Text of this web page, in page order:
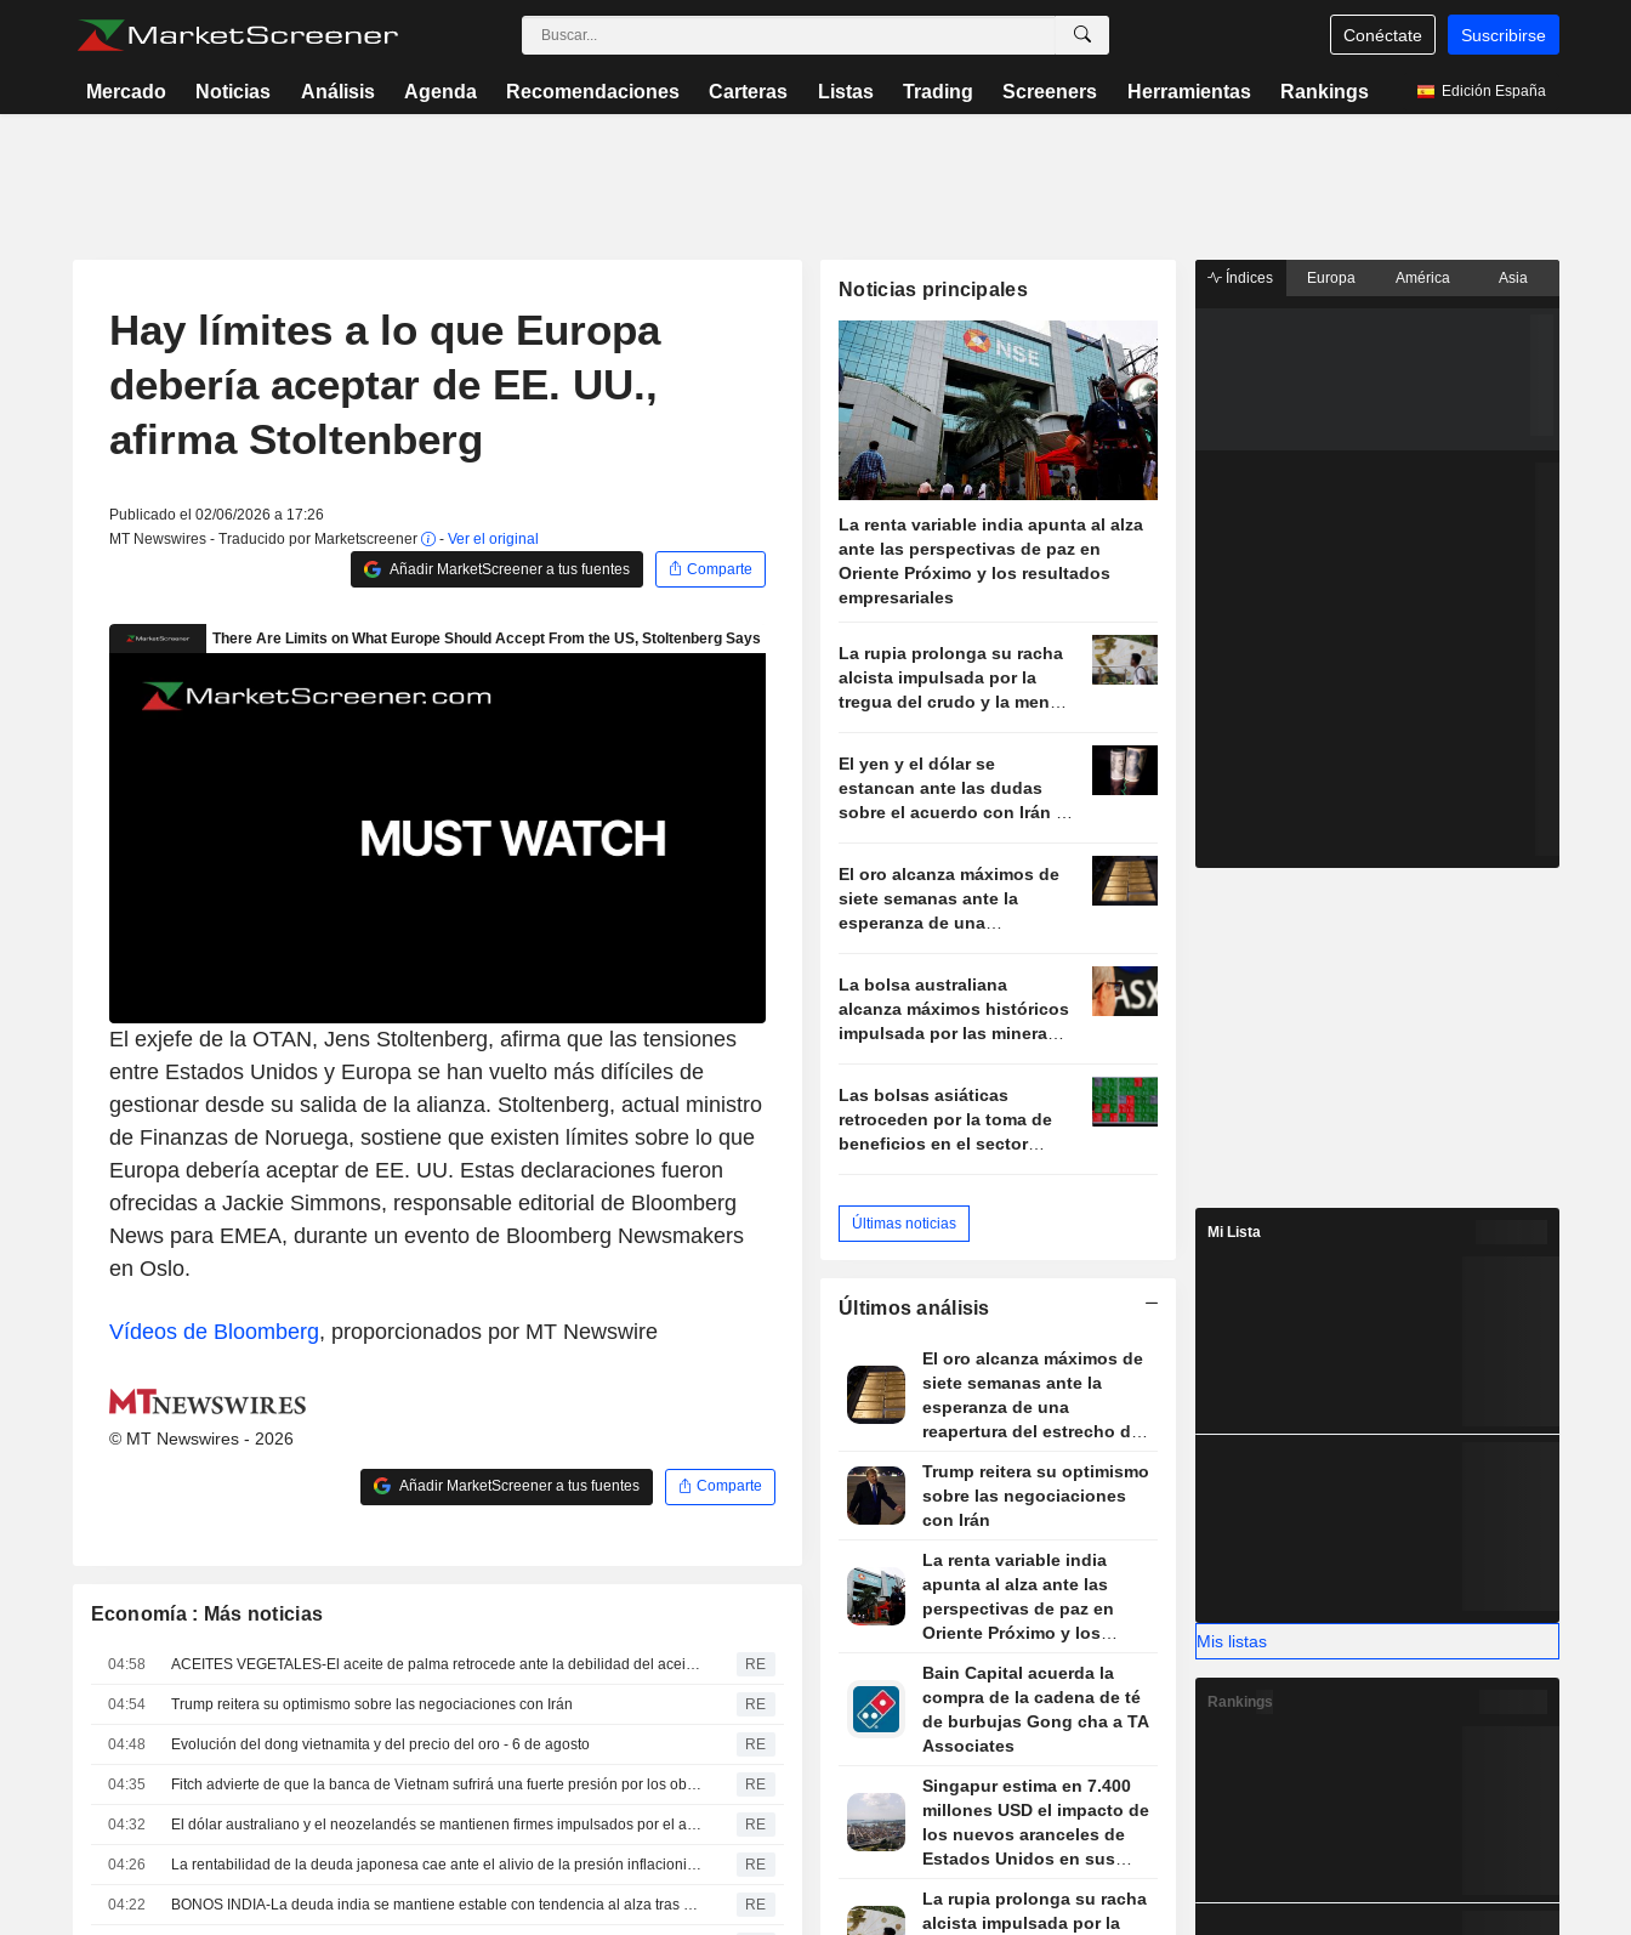
Conéctate Suscribirse
Mercado Noticias Análisis Agenda Recomendaciones Carteras Listas Trading Screeners Herramientas Rankings Edición España
Hay límites a lo que Europa
debería aceptar de EE. UU.,
afirma Stoltenberg
Publicado el 02/06/2026 a 17:26
MT Newswires - Traducido por Marketscreener
- Ver el original
Añadir MarketScreener a tus fuentes
Comparte
El exjefe de la OTAN, Jens Stoltenberg, afirma que las tensiones
entre Estados Unidos y Europa se han vuelto más difíciles de
gestionar desde su salida de la alianza. Stoltenberg, actual ministro
de Finanzas de Noruega, sostiene que existen límites sobre lo que
Europa debería aceptar de EE. UU. Estas declaraciones fueron
ofrecidas a Jackie Simmons, responsable editorial de Bloomberg
News para EMEA, durante un evento de Bloomberg Newsmakers
en Oslo.
Vídeos de Bloomberg, proporcionados por MT Newswire
© MT Newswires - 2026
Añadir MarketScreener a tus fuentes Comparte
Economía : Más noticias
04:58 ACEITES VEGETALES-El aceite de palma retrocede ante la debilidad del aceite de soja en Chicago y del crudo RE
04:54 Trump reitera su optimismo sobre las negociaciones con Irán RE
04:48 Evolución del dong vietnamita y del precio del oro - 6 de agosto RE
04:35 Fitch advierte de que la banca de Vietnam sufrirá una fuerte presión por los objetivos de crecimiento del Gobierno RE
04:32 El dólar australiano y el neozelandés se mantienen firmes impulsados por el auge comercial con China RE
04:26 La rentabilidad de la deuda japonesa cae ante el alivio de la presión inflacionista por el crudo RE
04:22 BONOS INDIA-La deuda india se mantiene estable con tendencia al alza tras el tono expansivo del banco central RE
Noticias principales
La renta variable india apunta al alza
ante las perspectivas de paz en
Oriente Próximo y los resultados
empresariales
La rupia prolonga su racha
alcista impulsada por la
tregua del crudo y la menor
El yen y el dólar se
estancan ante las dudas
sobre el acuerdo con Irán y
El oro alcanza máximos de
siete semanas ante la
esperanza de una
La bolsa australiana
alcanza máximos históricos
impulsada por las mineras
Las bolsas asiáticas
retroceden por la toma de
beneficios en el sector
negociaciones con Irán
Últimas noticias
Últimos análisis
El oro alcanza máximos de
siete semanas ante la
esperanza de una
reapertura del estrecho de
Trump reitera su optimismo
sobre las negociaciones
con Irán
La renta variable india
apunta al alza ante las
perspectivas de paz en
Oriente Próximo y los
Bain Capital acuerda la
compra de la cadena de té
de burbujas Gong cha a TA
Associates
Singapur estima en 7.400
millones USD el impacto de
los nuevos aranceles de
Estados Unidos en sus
La rupia prolonga su racha
alcista impulsada por la
Índices Europa América Asia
Mi Lista
Mis listas
Rankings